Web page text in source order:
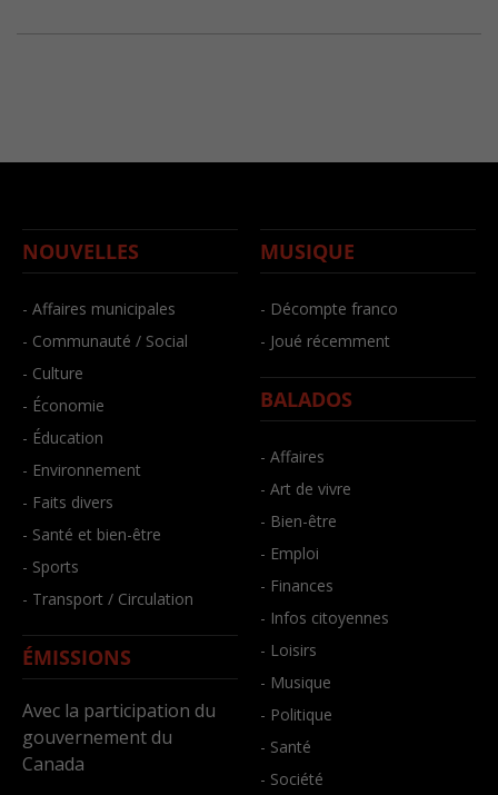
NOUVELLES
- Affaires municipales
- Communauté / Social
- Culture
- Économie
- Éducation
- Environnement
- Faits divers
- Santé et bien-être
- Sports
- Transport / Circulation
ÉMISSIONS
Avec la participation du
gouvernement du
Canada
MUSIQUE
- Décompte franco
- Joué récemment
BALADOS
- Affaires
- Art de vivre
- Bien-être
- Emploi
- Finances
- Infos citoyennes
- Loisirs
- Musique
- Politique
- Santé
- Société